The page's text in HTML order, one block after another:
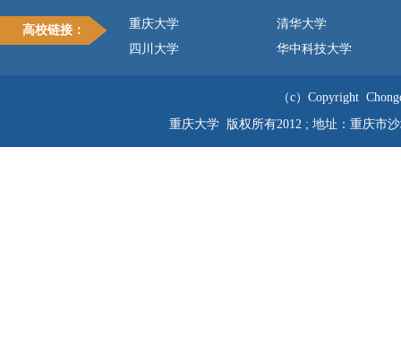
高校链接： 重庆大学
清华大学
四川大学
华中科技大学
（c）Copyright
重庆大学 版权所有2012 ; 地址：重庆市